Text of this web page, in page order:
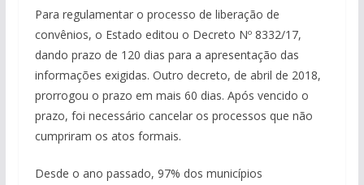
Para regulamentar o processo de liberação de
convênios, o Estado editou o Decreto Nº 8332/17,
dando prazo de 120 dias para a apresentação das
informações exigidas. Outro decreto, de abril de 2018,
prorrogou o prazo em mais 60 dias. Após vencido o
prazo, foi necessário cancelar os processos que não
cumpriram os atos formais.
Desde o ano passado, 97% dos municípios